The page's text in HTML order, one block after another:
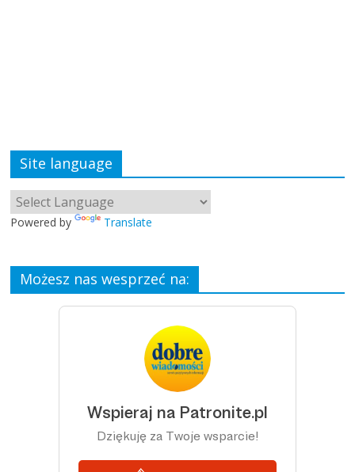
Site language
Powered by Translate
Możesz nas wesprzeć na: